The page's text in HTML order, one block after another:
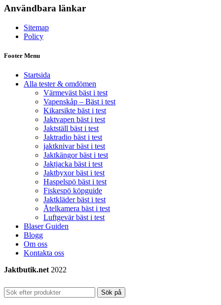
Användbara länkar
Sitemap
Policy
Footer Menu
Startsida
Alla tester & omdömen
Värmeväst bäst i test
Vapenskåp – Bäst i test
Kikarsikte bäst i test
Jaktvapen bäst i test
Jaktställ bäst i test
Jaktradio bäst i test
jaktknivar bäst i test
Jaktkängor bäst i test
Jaktjacka bäst i test
Jaktbyxor bäst i test
Haspelspö bäst i test
Fiskespö köpguide
Jaktkläder bäst i test
Åtelkamera bäst i test
Luftgevär bäst i test
Blaser Guiden
Blogg
Om oss
Kontakta oss
Jaktbutik.net 2022
Sök på